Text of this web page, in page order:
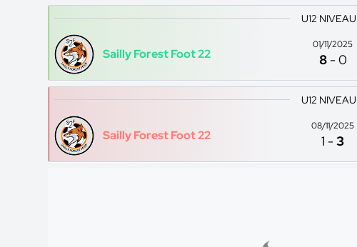
U12
Sailly Forest Foot 22
01/11/2025
8 -0
U12
Sailly Forest Foot 22
08/11/2025
1 -3